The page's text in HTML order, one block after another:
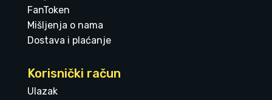
FanToken
Mišljenja o nama
Dostava i plaćanje
Korisnički račun
Ulazak